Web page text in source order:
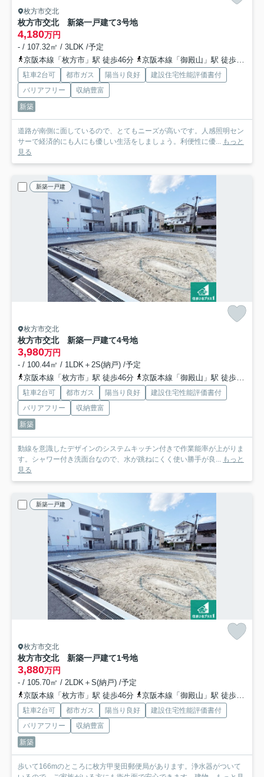
枚方市交北
枚方市交北 新築一戸建て3号地
4,180万円
- / 107.32㎡ / 3LDK /予定
京阪本線「枚方市」駅 徒歩46分
京阪本線「御殿山」駅 徒歩30分
駐車2台可 都市ガス 陽当り良好
建設住宅性能評価書付
バリアフリー
収納豊富
新築
道路が南側に面しているので、とてもニーズが高いです。人感照明セン
サーで経済的にも人にも優しい生活をしましょう。利便性に優... もっと
見る
新築一戸建
枚方市交北
枚方市交北 新築一戸建て4号地
3,980万円
- / 100.44㎡ / 1LDK＋2S(納戸) /予定
京阪本線「枚方市」駅 徒歩46分
京阪本線「御殿山」駅 徒歩30分
駐車2台可 都市ガス 陽当り良好
建設住宅性能評価書付
バリアフリー
収納豊富
新築
動線を意識したデザインのシステムキッチン付きで作業能率が上がりま
す。シャワー付き洗面台なので、水が跳ねにくく使い勝手が良... もっと
見る
新築一戸建
枚方市交北
枚方市交北 新築一戸建て1号地
3,880万円
- / 105.70㎡ / 2LDK＋S(納戸) /予定
京阪本線「枚方市」駅 徒歩46分
京阪本線「御殿山」駅 徒歩30分
駐車2台可 都市ガス 陽当り良好
建設住宅性能評価書付
バリアフリー
収納豊富
新築
歩いて166mのところに枚方甲斐田郵便局があります。浄水器がついて